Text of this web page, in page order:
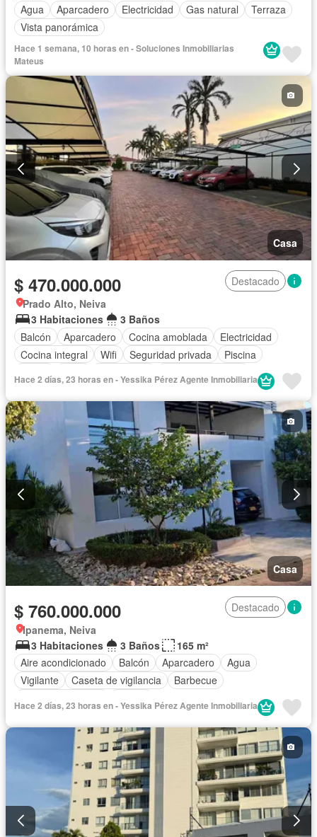
Agua
Aparcadero Electricidad Gas natural
Terraza
Vista panorámica
Hace 1 semana, 10 horas en - Soluciones Inmobiliarias
Mateus
Casa
$ 470.000.000
Destacado
Prado Alto, Neiva
3 Habitaciones
3 Baños
Balcón
Aparcadero Cocina amoblada
Electricidad
Cocina integral
Wifi Seguridad privada
Piscina
Hace 2 días, 23 horas en - Yessika Pérez Agente Inmobiliaria
Casa
$ 760.000.000
Destacado
Ipanema, Neiva
3 Habitaciones
3 Baños
165 m²
Aire acondicionado
Balcón Aparcadero
Agua
Vigilante
Caseta de vigilancia
Barbecue
Hace 2 días, 23 horas en - Yessika Pérez Agente Inmobiliaria